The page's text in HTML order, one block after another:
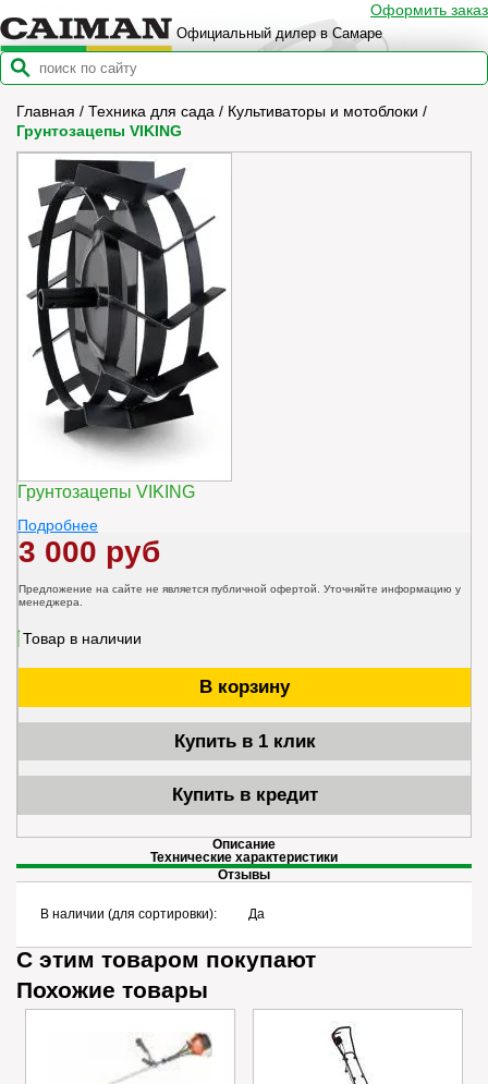
Оформить заказ
Официальный дилер в Самаре
Главная / Техника для сада / Культиваторы и мотоблоки /
Грунтозацепы VIKING
Грунтозацепы VIKING
Подробнее
3 000 руб
Предложение на сайте не является публичной офертой. Уточняйте информацию у
менеджера.
Товар в наличии
В корзину
Купить в 1 клик
Купить в кредит
Описание
Технические характеристики
Отзывы
В наличии (для сортировки): Да
С этим товаром покупают
Похожие товары